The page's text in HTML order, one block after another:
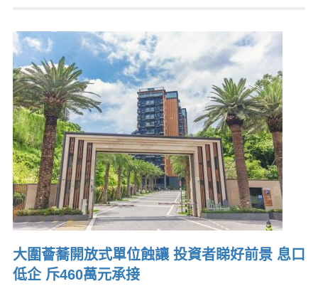
大圍薈蕎開放式單位蝕讓 投資者睇好前景 息口
低企 斥460萬元承接